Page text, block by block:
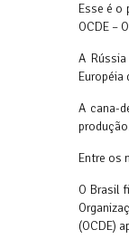
Esse é o
OCDE –
A
A cana-
Entre os
O Brasil
(OCDE)